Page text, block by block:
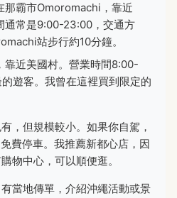
那霸市Omoromachi，靠近
通常是9:00-23:00，交通方
站步行約10分鐘。
靠近美國村。營業時間8:00-
遊客。我曾在這裡買到限定的
，但規模較小。如果你自駕，
費停車。我推薦新都心店，因
物中心，可以順便逛。
當地傳單，介紹沖繩活動或景